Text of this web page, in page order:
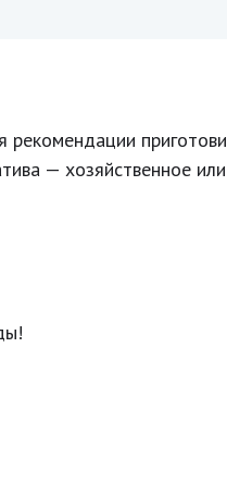
— хозяйственное